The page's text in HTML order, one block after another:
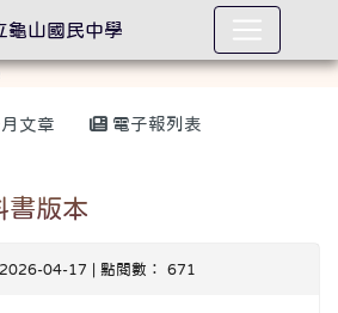
文章 電子報列表
書版本
04-17 | 點閱數： 671
龜山國民中學